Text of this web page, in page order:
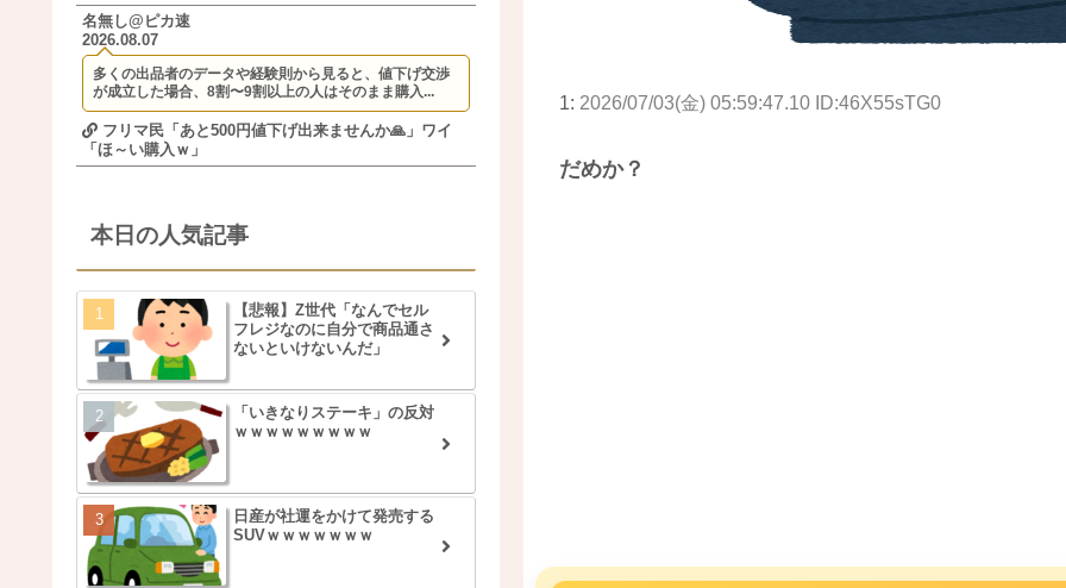
1: 2026/07/03(金) 05:59:47.10 ID:46X55sTG0
だめか？
名無し@ピカ速
2026.08.07
多くの出品者のデータや経験則から見ると、値下げ交渉
が成立した場合、8割〜9割以上の人はそのまま購入...
フリマ民「あと500円値下げ出来ませんか🙏」ワイ
「ほ～い購入ｗ」
本日の人気記事
【悲報】Z世代「なんでセル
フレジなのに自分で商品通さ
ないといけないんだ」
「いきなりステーキ」の反対
ｗｗｗｗｗｗｗｗｗ
日産が社運をかけて発売する
SUVｗｗｗｗｗｗｗ